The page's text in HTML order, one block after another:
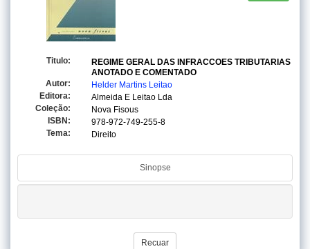
Titulo:
REGIME GERAL DAS INFRACCOES TRIBUTARIAS
ANOTADO E COMENTADO
Autor:
Helder Martins Leitao
Editora:
Almeida E Leitao Lda
Coleção:
Nova Fisous
ISBN:
978-972-749-255-8
Tema:
Direito
Sinopse
Recuar